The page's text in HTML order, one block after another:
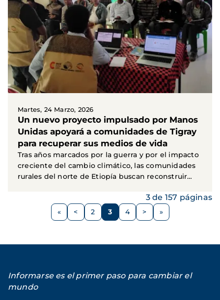
Martes, 24 Marzo, 2026
Un nuevo proyecto impulsado por Manos
Unidas apoyará a comunidades de Tigray
para recuperar sus medios de vida
Tras años marcados por la guerra y por el impacto
creciente del cambio climático, las comunidades
rurales del norte de Etiopía buscan reconstruir
Paginación
Página
< Página
2 Página
3 Página
4
Siguiente
>
3 de 157 páginas
Informarse es el primer paso para cambiar el
mundo